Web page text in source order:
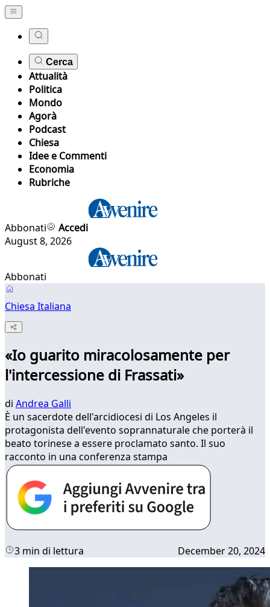
Cerca
Attualità
Politica
Mondo
Agorà
Podcast
Chiesa
Idee e Commenti
Economia
Rubriche
Abbonati
Accedi
August 8, 2026
Abbonati
Chiesa Italiana
«Io guarito miracolosamente per
l'intercessione di Frassati»
di Andrea Galli
È un sacerdote dell'arcidiocesi di Los Angeles il
protagonista dell'evento soprannaturale che porterà il
beato torinese a essere proclamato santo. Il suo
racconto in una conferenza stampa
3 min di lettura December 20, 2024